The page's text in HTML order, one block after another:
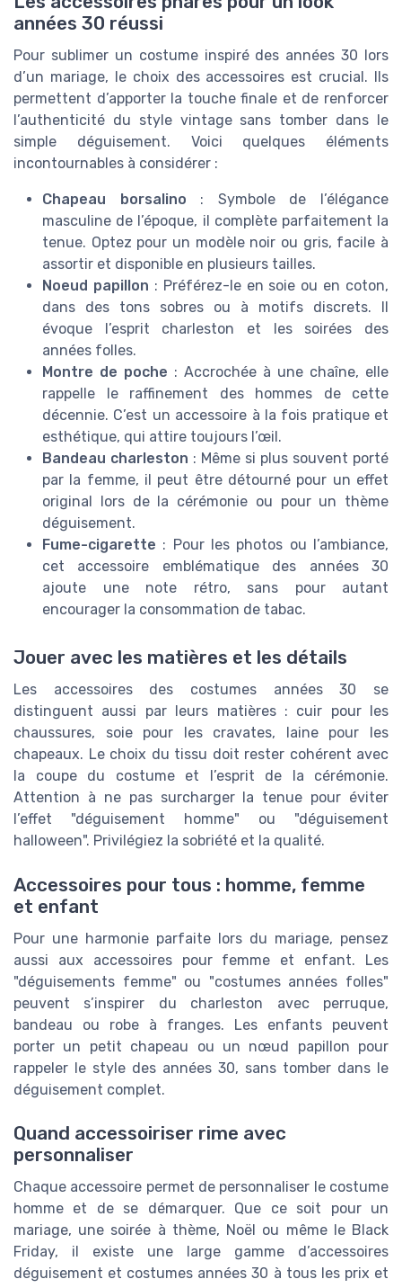
années 30 réussi
Pour sublimer un costume inspiré des années 30 lors
d’un mariage, le choix des accessoires est crucial. Ils
permettent d’apporter la touche finale et de renforcer
l’authenticité du style vintage sans tomber dans le
simple déguisement. Voici quelques éléments
incontournables à considérer :
Chapeau borsalino : Symbole de l’élégance
masculine de l’époque, il complète parfaitement la
tenue. Optez pour un modèle noir ou gris, facile à
assortir et disponible en plusieurs tailles.
Noeud papillon : Préférez-le en soie ou en coton,
dans des tons sobres ou à motifs discrets. Il
évoque l’esprit charleston et les soirées des
années folles.
Montre de poche : Accrochée à une chaîne, elle
rappelle le raffinement des hommes de cette
décennie. C’est un accessoire à la fois pratique et
esthétique, qui attire toujours l’œil.
Bandeau charleston : Même si plus souvent porté
par la femme, il peut être détourné pour un effet
original lors de la cérémonie ou pour un thème
déguisement.
Fume-cigarette : Pour les photos ou l’ambiance,
cet accessoire emblématique des années 30
ajoute une note rétro, sans pour autant
encourager la consommation de tabac.
Jouer avec les matières et les détails
Les accessoires des costumes années 30 se
distinguent aussi par leurs matières : cuir pour les
chaussures, soie pour les cravates, laine pour les
chapeaux. Le choix du tissu doit rester cohérent avec
la coupe du costume et l’esprit de la cérémonie.
Attention à ne pas surcharger la tenue pour éviter
l’effet "déguisement homme" ou "déguisement
halloween". Privilégiez la sobriété et la qualité.
Accessoires pour tous : homme, femme
et enfant
Pour une harmonie parfaite lors du mariage, pensez
aussi aux accessoires pour femme et enfant. Les
"déguisements femme" ou "costumes années folles"
peuvent s’inspirer du charleston avec perruque,
bandeau ou robe à franges. Les enfants peuvent
porter un petit chapeau ou un nœud papillon pour
rappeler le style des années 30, sans tomber dans le
déguisement complet.
Quand accessoiriser rime avec
personnaliser
Chaque accessoire permet de personnaliser le costume
homme et de se démarquer. Que ce soit pour un
mariage, une soirée à thème, Noël ou même le Black
Friday, il existe une large gamme d’accessoires
déguisement et costumes années 30 à tous les prix et